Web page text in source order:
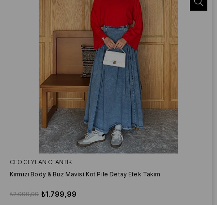
CEO CEYLAN OTANTIK
Kırmızı Body & Buz Mavisi Kot Pile Detay Etek Takım
₺1.799,99
₺2.099,99